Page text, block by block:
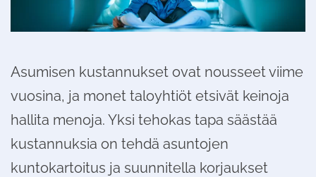
Asumisen kustannukset ovat nousseet viime
vuosina, ja monet taloyhtiöt etsivät keinoja
hallita menoja. Yksi tehokas tapa säästää
kustannuksia on tehdä asuntojen
kuntokartoitus ja suunnitella korjaukset